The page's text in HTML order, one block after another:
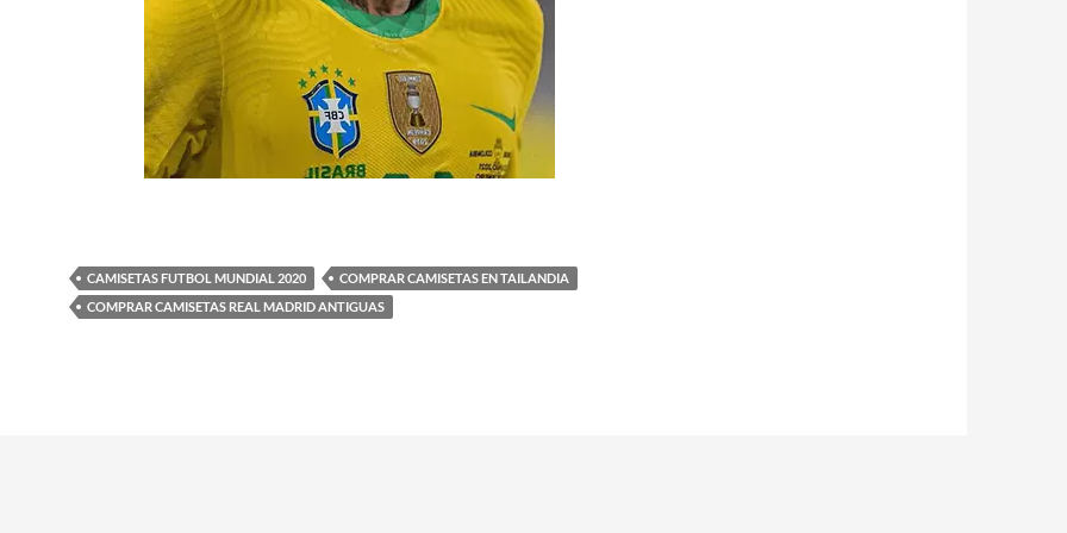
CAMISETAS FUTBOL MUNDIAL 2020
COMPRAR CAMISETAS EN TAILANDIA
COMPRAR CAMISETAS REAL MADRID ANTIGUAS